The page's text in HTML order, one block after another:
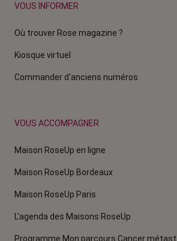
VOUS INFORMER
Où trouver Rose magazine ?
Kiosque virtuel
Commander d'anciens numéros
VOUS ACCOMPAGNER
Maison RoseUp en ligne
Maison RoseUp Bordeaux
Maison RoseUp Paris
L'agenda des Maisons RoseUp
Programme Mon parcours Cancer